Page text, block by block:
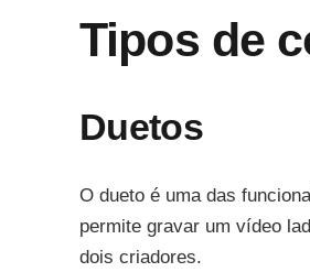
Tipos de
Duetos
O dueto é uma das
permite gravar um vídeo
dois criadores.